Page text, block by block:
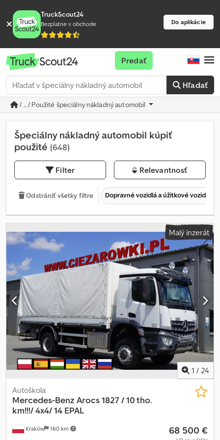
TruckScout24
Bezplatne v obchode Do aplikácie
Hľadať
Predať
/ ... / Použité špeciálny nákladný automobil
Špeciálny nákladný automobil kúpiť
použité (648)
Filter Relevantnosť
Odstrániť všetky filtre Dopravné vozidlá a úžitkové vozidlá
Malý inzerát
1 / 24
Kraków 160 km
Autoškola
Mercedes-Benz Arocs 1827 / 10 tho.
km!!!/ 4x4/ 14 EPAL
68 500 €